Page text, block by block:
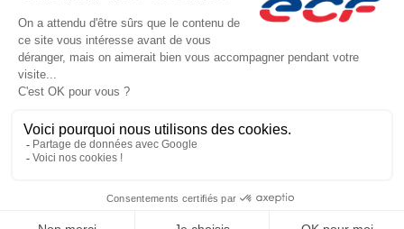
Raison sociale : SARL LAMI - Capital social: 4573€
SIREN: 402189963 - Numéro de TVA intracommunautaire: FR 93 402189963
Agrément n°E0305406140
Siège social : 17 Bis, Rue de Serre , NANCY (54000) - Représentant légal :